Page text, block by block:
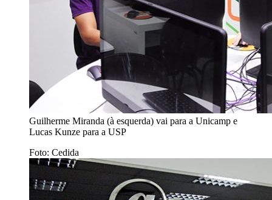
Guilherme Miranda (à esquerda) vai para a Unicamp e
Lucas Kunze para a USP
Foto: Cedida